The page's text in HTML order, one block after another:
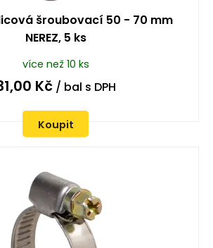
šroubovací 50 - 70 mm
NEREZ, 5 ks
více než 10 ks
Kč/ bal s DPH
Koupit